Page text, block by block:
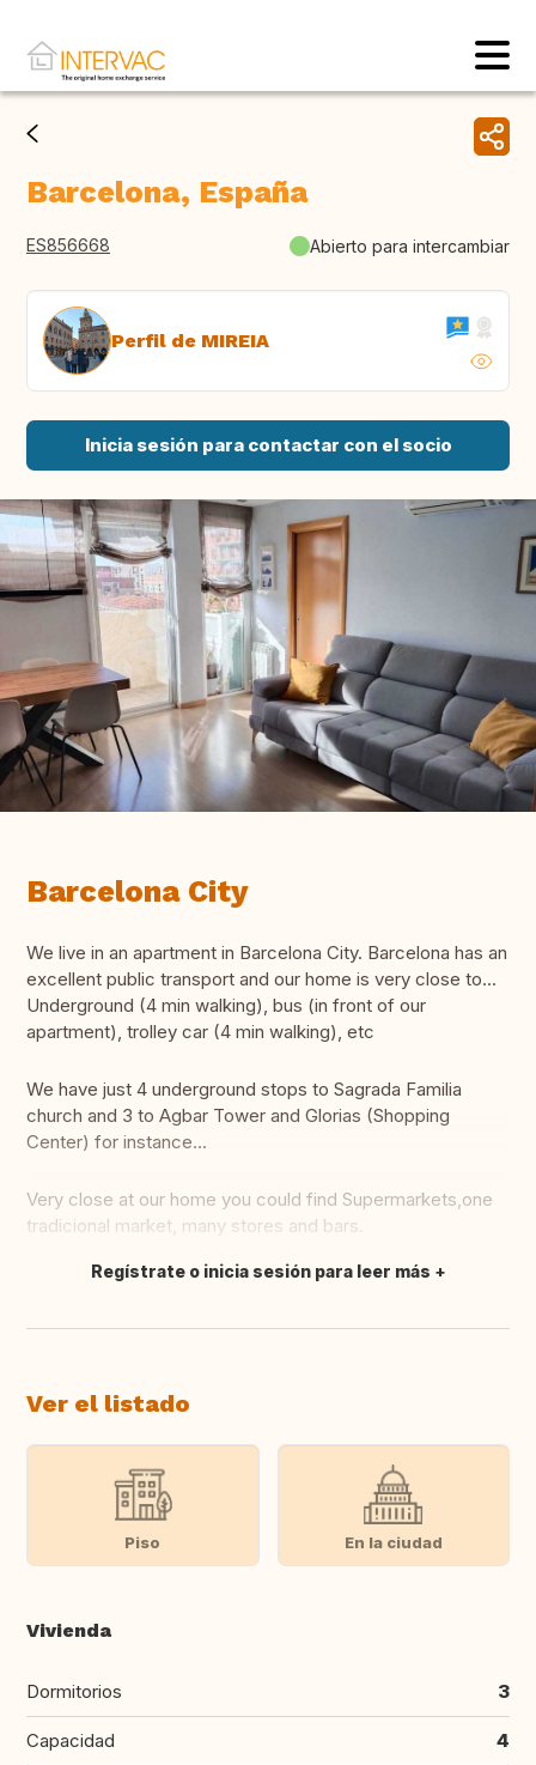
Barcelona, España
ES856668 Abierto para intercambiar
Perfil de MIREIA
Inicia sesión para contactar con el socio
Barcelona City
We live in an apartment in Barcelona City. Barcelona has an
excellent public transport and our home is very close to...
Underground (4 min walking), bus (in front of our
apartment), trolley car (4 min walking), etc
We have just 4 underground stops to Sagrada Familia
church and 3 to Agbar Tower and Glorias (Shopping
Center) for instance...
Very close at our home you could find Supermarkets,one
tradicional market, many stores and bars.
Traducir
Regístrate o inicia sesión para leer más
Ver el listado
Piso En la ciudad
Vivienda
Dormitorios 3
Capacidad 4